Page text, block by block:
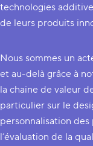
technologies
de leurs produits
Nous sommes un
et au-delà grâce à
la chaine de valeur
particulier sur le
personnalisation
l’évaluation de la